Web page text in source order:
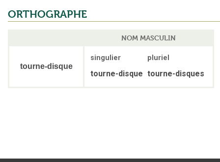
ORTHOGRAPHE
NOM MASCULIN
tourne-disque
singulier pluriel
tourne-disque tourne-disques